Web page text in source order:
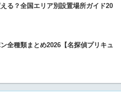
る？全国エリア別設置場所ガイド20
全種類まとめ2026【名探偵プリキュ